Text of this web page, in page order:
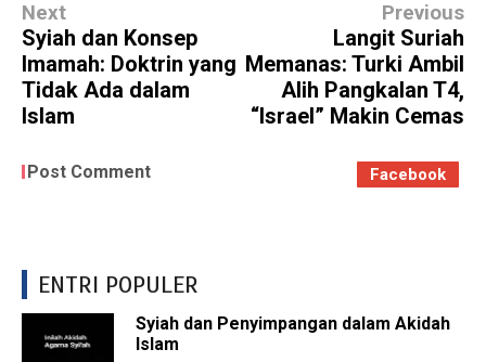
Next
Syiah dan Konsep
Imamah: Doktrin yang
Tidak Ada dalam
Islam
Previous
Langit Suriah
Memanas: Turki Ambil
Alih Pangkalan T4,
“Israel” Makin Cemas
Post Comment Facebook
ENTRI POPULER
Syiah dan Penyimpangan dalam Akidah
Islam